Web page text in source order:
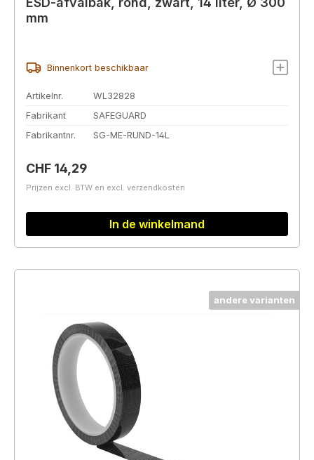
mm
Binnenkort beschikbaar
Artikelnr.
WL32828
Fabrikant
SAFEGUARD
Fabrikantnr.
SG-ME-RUND-14L
Normale prijs:
CHF 14,29
Prijzen excl. BTW en excl. verzendkosten
In de winkelmand
andere varianten